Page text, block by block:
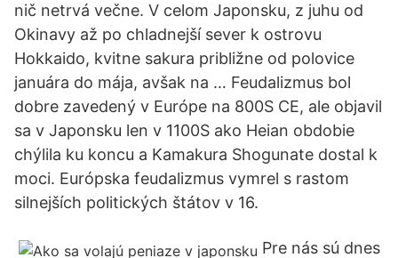
nič netrvá večne. V celom Japonsku, z juhu od
Okinavy až po chladnejší sever k ostrovu
Hokkaido, kvitne sakura približne od polovice
januára do mája, avšak na … Feudalizmus bol
dobre zavedený v Európe na 800S CE, ale objavil
sa v Japonsku len v 1100S ako Heian obdobie
chýlila ku koncu a Kamakura Shogunate dostal k
moci. Európska feudalizmus vymrel s rastom
silnejších politických štátov v 16.
Pre nás sú dnes